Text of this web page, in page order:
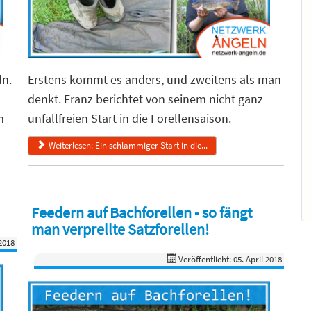
Erstens kommt es anders, und zweitens als man
denkt. Franz berichtet von seinem nicht ganz
unfallfreien Start in die Forellensaison.
Weiterlesen: Ein schlammiger Start in die...
Feedern auf Bachforellen - so fängt
man verprellte Satzforellen!
Veröffentlicht: 05. April 2018